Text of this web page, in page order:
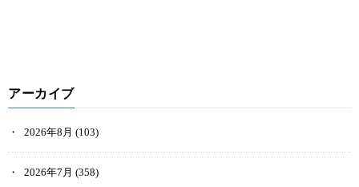
アーカイブ
2026年8月 (103)
2026年7月 (358)